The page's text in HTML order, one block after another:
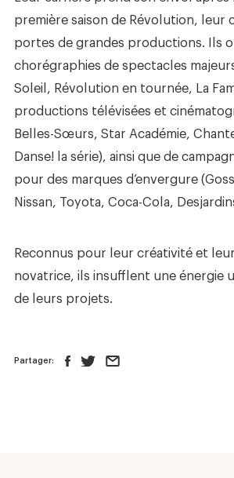
première saison de Révolution, leur
portes de grandes productions. Ils
chorégraphies de spectacles
Soleil, Révolution en tournée, La
productions télévisées et
Belles-Sœurs, Star Académie,
Danse! la série), ainsi que de
pour des marques d’envergure
Nissan, Toyota, Coca-Cola,
Reconnus pour leur créativité et
novatrice, ils insufflent une énergie
de leurs projets.
Partager: